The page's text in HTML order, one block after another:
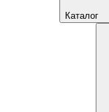
Каталог